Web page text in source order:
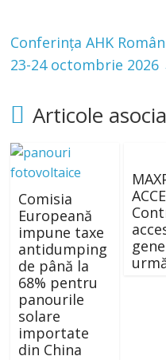
Conferința AHK
23-24 octombrie 2026
Articole
Comisia
Europeană
impune taxe
antidumping
de până la
68% pentru
panourile
solare
importate
din China